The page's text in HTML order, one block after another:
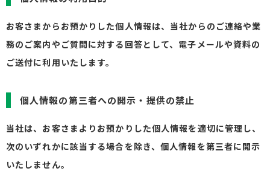
お客さまからお預かりした個人情報は、当社からのご連絡や業
務のご案内やご質問に対する回答として、電子メールや資料の
ご送付に利用いたします。
個人情報の第三者への開示・提供の禁止
当社は、お客さまよりお預かりした個人情報を適切に管理し、
次のいずれかに該当する場合を除き、個人情報を第三者に開示
いたしません。